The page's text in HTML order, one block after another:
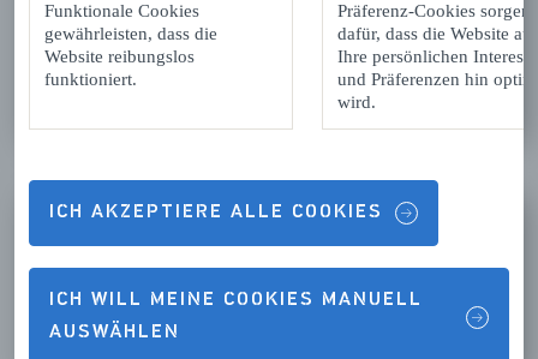
Funktionale Cookies
gewährleisten, dass die
Website reibungslos
funktioniert.
Präferenz-Cookies sorgen
dafür, dass die Website auf
Ihre persönlichen
und Präferenzen hin
wird.
ICH AKZEPTIERE ALLE COOKIES
ICH WILL MEINE COOKIES MANUELL
AUSWÄHLEN
Kamperland
EETCAFÉ DE STRANDHOEK